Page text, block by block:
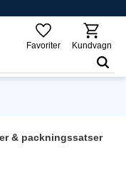
Favoriter Kundvagn
& packningssatser